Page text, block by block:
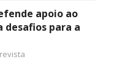
apoio ao
para a